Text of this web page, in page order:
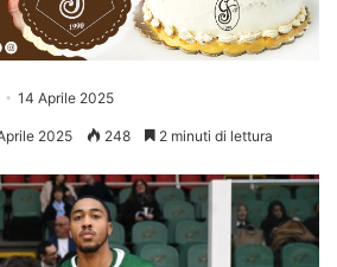
14 Aprile 2025
2025 248 2 minuti di lettura